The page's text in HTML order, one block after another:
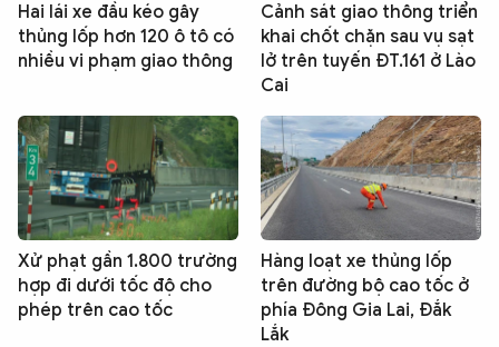
Hai lái xe đầu kéo gây
thủng lốp hơn 120 ô tô có
nhiều vi phạm giao thông
Cảnh sát giao thông triển
khai chốt chặn sau vụ sạt
lở trên tuyến ĐT.161 ở Lào
Cai
Xử phạt gần 1.800 trường
hợp đi dưới tốc độ cho
phép trên cao tốc
Hàng loạt xe thủng lốp
trên đường bộ cao tốc ở
phía Đông Gia Lai, Đắk
Lắk